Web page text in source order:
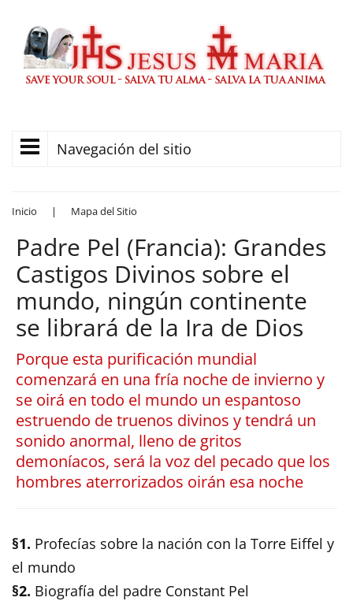
Navegación del sitio
Inicio | Mapa del Sitio
Padre Pel (Francia): Grandes
Castigos Divinos sobre el
mundo, ningún continente
se librará de la Ira de Dios
Porque esta purificación mundial
comenzará en una fría noche de invierno y
se oirá en todo el mundo un espantoso
estruendo de truenos divinos y tendrá un
sonido anormal, lleno de gritos
demoníacos, será la voz del pecado que los
hombres aterrorizados oirán esa noche
§1. Profecías sobre la nación con la Torre Eiffel y
el mundo
§2. Biografía del padre Constant Pel